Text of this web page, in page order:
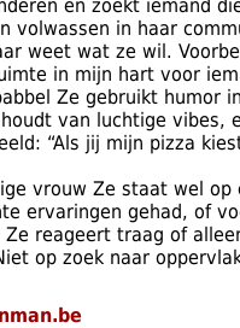
en zoekt iemand
volwassen in haar
weet wat ze wil.
in mijn hart voor
Ze gebruikt humor
van luchtige vibes,
“Als jij mijn pizza
vrouw Ze staat wel
ervaringen gehad, of
reageert traag of
op zoek naar